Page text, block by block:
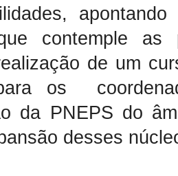
contemple as
de um
os
da PNEPS do
desses